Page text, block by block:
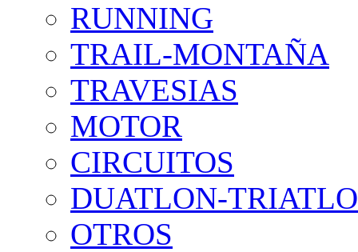
RUNNING
TRAIL-MONTAÑA
TRAVESIAS
MOTOR
CIRCUITOS
DUATLON-
OTROS